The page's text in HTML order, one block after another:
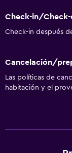
Check-in/
Check-in después
Cancelación/
Las políticas de
habitación y el